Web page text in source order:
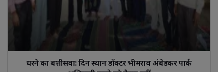
धरने का बत्तीसवा: दिन स्थान डॉक्टर भीमराव अंबेडकर पार्क